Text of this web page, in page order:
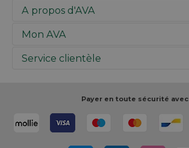
A propos d'AVA
Notre histoire
Travailler chez AVA
Mon AVA
Inspiration
Réalisez votre création
Rédiger un commentaire
Service clientèle
Votre paiement
Votre livraison
Retour
Payer en toute sécurité avec